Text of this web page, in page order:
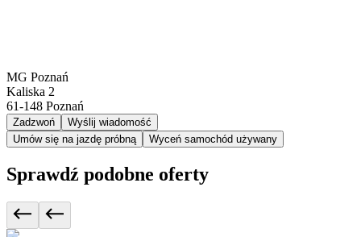
MG Poznań
Kaliska 2
61-148 Poznań
Zadzwoń
Wyślij wiadomość
Umów się na jazdę próbną
Wyceń samochód używany
Sprawdź podobne oferty